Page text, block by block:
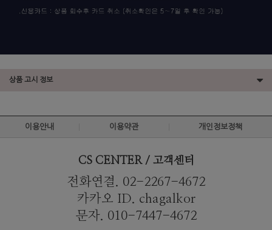
상품 고시 정보
이용안내 이용약관 개인정보정책
CS CENTER / 고객센터
전화연결. 02-2267-4672
카카오 ID. chagalkor
문자. 010-7447-4672